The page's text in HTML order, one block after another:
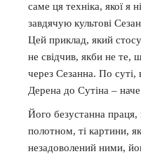
саме ця техніка, якої я
завдячую культові
Цей приклад, який
не свідчив, якби не те,
через Сезанна. По суті,
Дерена до Сутіна –
Його безустанна
полотном, ті картини,
незадоволений ними,